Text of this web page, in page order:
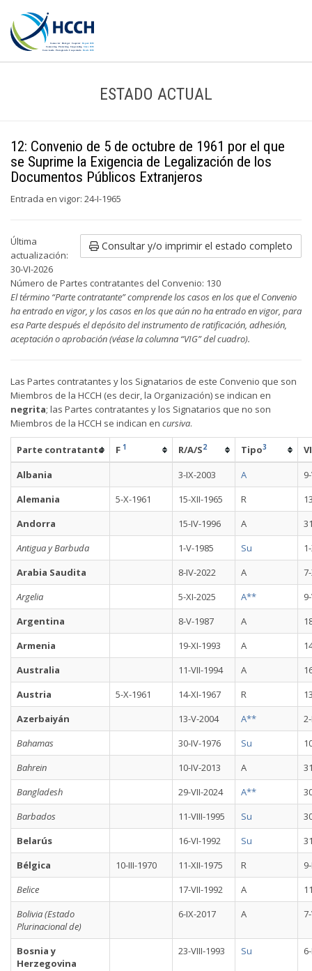
ESTADO ACTUAL
12: Convenio de 5 de octubre de 1961 por el que
se Suprime la Exigencia de Legalización de los
Documentos Públicos Extranjeros
Entrada en vigor: 24-I-1965
Consultar y/o imprimir el estado completo
Última
actualización:
30-VI-2026
Número de Partes contratantes del Convenio: 130
El término “Parte contratante” comprende los casos en los que el Convenio
ha entrado en vigor, y los casos en los que aún no ha entrado en vigor, para
esa Parte después el depósito del instrumento de ratificación, adhesión,
aceptación o aprobación (véase la columna “VIG” del cuadro).
Las Partes contratantes y los Signatarios de este Convenio que son
Miembros de la HCCH (es decir, la Organización) se indican en
negrita; las Partes contratantes y los Signatarios que no son
Miembros de la HCCH se indican en cursiva.
Parte contratante F 1 R/A/S2 Tipo3
Albania
3-IX-2003 A
Alemania
5-X-1961 15-XII-1965 R
Andorra
15-IV-1996 A
Antigua y Barbuda
1-V-1985 Su
Arabia Saudita
8-IV-2022 A
Argelia
5-XI-2025 A**
Argentina
8-V-1987 A
Armenia
19-XI-1993 A
Australia
11-VII-1994 A
Austria
5-X-1961 14-XI-1967 R
Azerbaiyán
13-V-2004 A**
Bahamas
30-IV-1976 Su
Bahrein
10-IV-2013 A
Bangladesh
29-VII-2024 A**
Barbados
11-VIII-1995 Su
Belarús
16-VI-1992 Su
Bélgica
10-III-1970 11-XII-1975 R
Belice
17-VII-1992 A
Bolivia (Estado
Plurinacional de)
6-IX-2017 A
Bosnia y
Herzegovina
23-VIII-1993 Su